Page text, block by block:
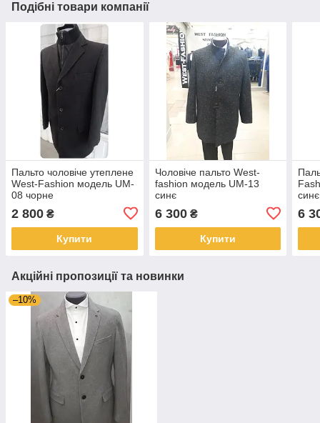
Подібні товари компанії
Пальто чоловіче утеплене
West-Fashion модель UM-
08 чорне
2 800 ₴
Купити
Чоловіче пальто West-
fashion модель UM-13
синє
6 300₴
Купити
синє
6
Акційні пропозиції та новинки
–10%